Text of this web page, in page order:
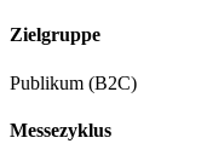
Zielgruppe
Publikum (B2C)
Messezyklus